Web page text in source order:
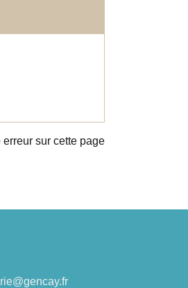
sur cette page